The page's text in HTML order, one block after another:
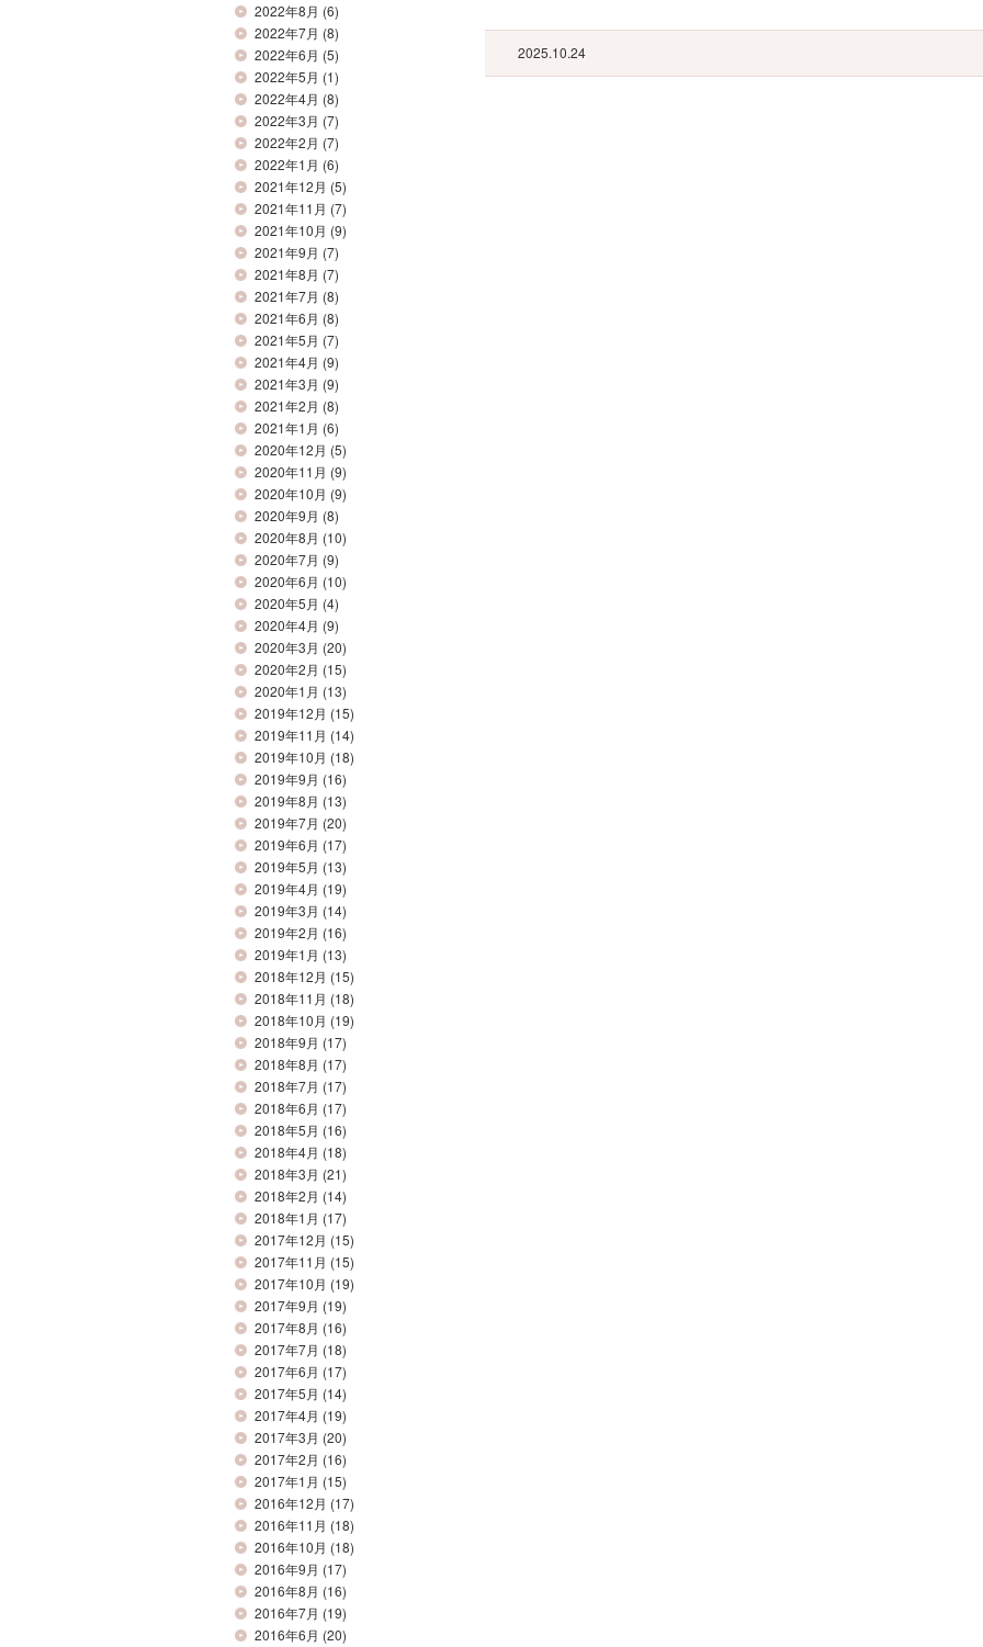
2022年8月 (6)
2022年7月 (8)
2022年6月 (5)
2022年5月 (1)
2022年4月 (8)
2022年3月 (7)
2022年2月 (7)
2022年1月 (6)
2021年12月 (5)
2021年11月 (7)
2021年10月 (9)
2021年9月 (7)
2021年8月 (7)
2021年7月 (8)
2021年6月 (8)
2021年5月 (7)
2021年4月 (9)
2021年3月 (9)
2021年2月 (8)
2021年1月 (6)
2020年12月 (5)
2020年11月 (9)
2020年10月 (9)
2020年9月 (8)
2020年8月 (10)
2020年7月 (9)
2020年6月 (10)
2020年5月 (4)
2020年4月 (9)
2020年3月 (20)
2020年2月 (15)
2020年1月 (13)
2019年12月 (15)
2019年11月 (14)
2019年10月 (18)
2019年9月 (16)
2019年8月 (13)
2019年7月 (20)
2019年6月 (17)
2019年5月 (13)
2019年4月 (19)
2019年3月 (14)
2019年2月 (16)
2019年1月 (13)
2018年12月 (15)
2018年11月 (18)
2018年10月 (19)
2018年9月 (17)
2018年8月 (17)
2018年7月 (17)
2018年6月 (17)
2018年5月 (16)
2018年4月 (18)
2018年3月 (21)
2018年2月 (14)
2018年1月 (17)
2017年12月 (15)
2017年11月 (15)
2017年10月 (19)
2017年9月 (19)
2017年8月 (16)
2017年7月 (18)
2017年6月 (17)
2017年5月 (14)
2017年4月 (19)
2017年3月 (20)
2017年2月 (16)
2017年1月 (15)
2016年12月 (17)
2016年11月 (18)
2016年10月 (18)
2016年9月 (17)
2016年8月 (16)
2016年7月 (19)
2016年6月 (20)
2025.10.24